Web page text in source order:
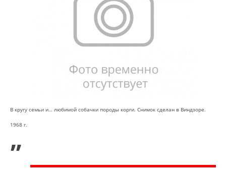
В кругу семьи и… любимой собачки породы корги. Снимок сделан в Виндзоре.
1968 г.
„